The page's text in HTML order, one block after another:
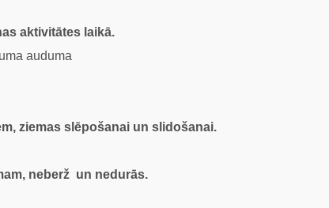
aktivitātes laikā.
auduma
ziemas slēpošanai un slidošanai.
neberž un nedurās.